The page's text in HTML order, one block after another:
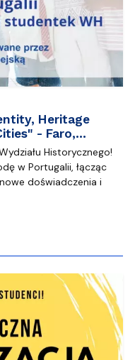
Heritage
- Faro,…
Historycznego!
w Portugalii, łącząc
doświadczenia i